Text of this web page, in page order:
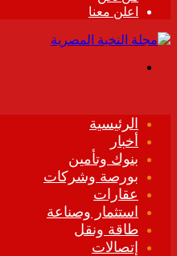
اعلن معنا
الرئيسية
أخبار
بنوك وتأمين
بورصة وشركات
عقارات
استثمار وصناعة
طاقة ونقل
إتصالات